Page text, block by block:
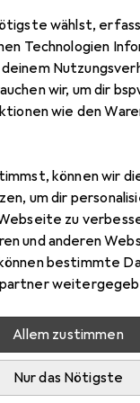
wählst,
Technologien
wir, um dir
wie den
können wir
um dir
zu
und anderen
bestimmte
Allem zustimmen
Nur das Nötigste
Kategorien anzeigen
Diese Marke gefällt